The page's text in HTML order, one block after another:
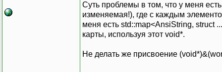
Суть проблемы в том, что у меня
изменяемая!), где с каждым
меня есть std::map<AnsiString, struct
карты, используя этот void*.
Не делать же присвоение